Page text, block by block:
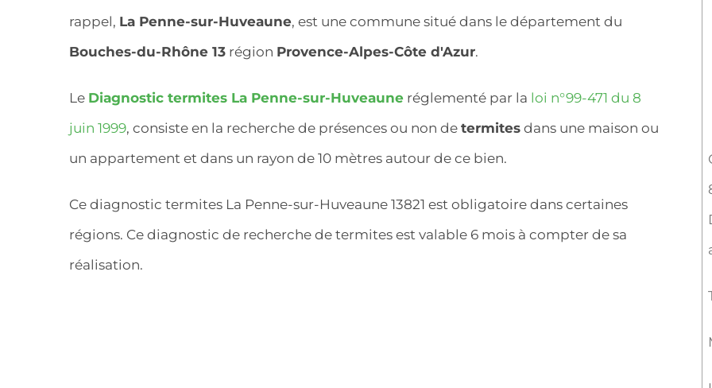
rappel, La Penne-sur-Huveaune, est une commune situé dans le département du
Bouches-du-Rhône 13 région Provence-Alpes-Côte d'Azur.
Le Diagnostic termites La Penne-sur-Huveaune réglementé par la loi n°99-471 du 8
juin 1999, consiste en la recherche de présences ou non de termites dans une maison ou
un appartement et dans un rayon de 10 mètres autour de ce bien.
Ce diagnostic termites La Penne-sur-Huveaune 13821 est obligatoire dans certaines
régions. Ce diagnostic de recherche de termites est valable 6 mois à compter de sa
réalisation.